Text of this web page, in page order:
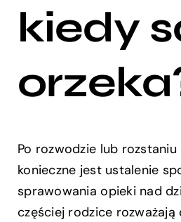
kiedy
Po rozwodzie lub
konieczne jest ustalenie
sprawowania opieki nad
częściej rodzice rozważają